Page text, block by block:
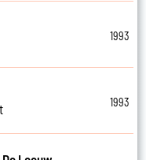
1993
1993